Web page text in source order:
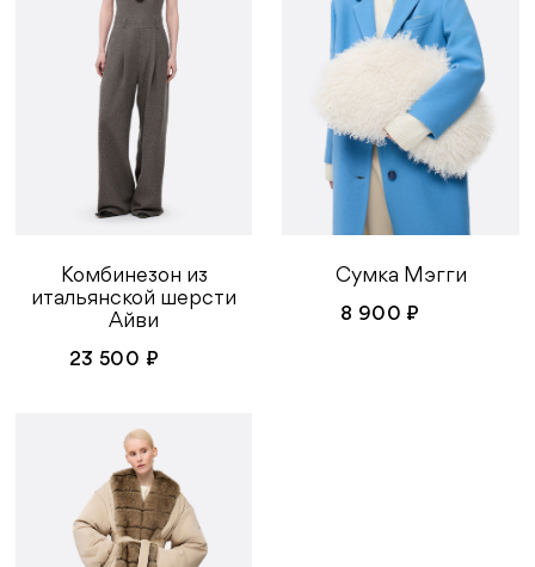
Комбинезон из
итальянской шерсти
Айви
23 500 ₽
Сумка Мэгги
8 900 ₽